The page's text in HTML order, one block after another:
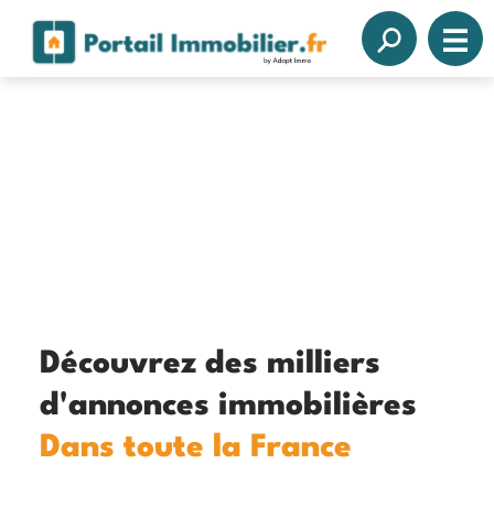
Découvrez des milliers
d'annonces immobilières
Dans toute la France